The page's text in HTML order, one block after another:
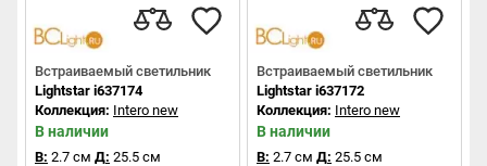
Встраиваемый светильник
Lightstar i637174
Коллекция: Intero new
В наличии
В: 2.7 см Д: 25.5 см
Встраиваемый светильник
Lightstar i637172
Коллекция: Intero new
В наличии
В: 2.7 см Д: 25.5 см